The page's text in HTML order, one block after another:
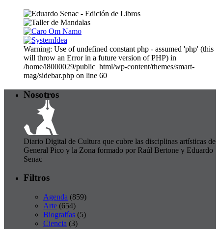
Warning: Use of undefined constant php - assumed 'php' (this
will throw an Error in a future version of PHP) in
/home/l8000029/public_html/wp-content/themes/smart-
mag/sidebar.php on line 60
Nosotros
Diario Digital de Cultura que cubre las disciplinas artísticas de
General Pico y la Zona formado por Raúl Bertone y Eduardo
Senac
Filtros
Agenda (859)
Arte (654)
Biografías (5)
Ciencia (3)